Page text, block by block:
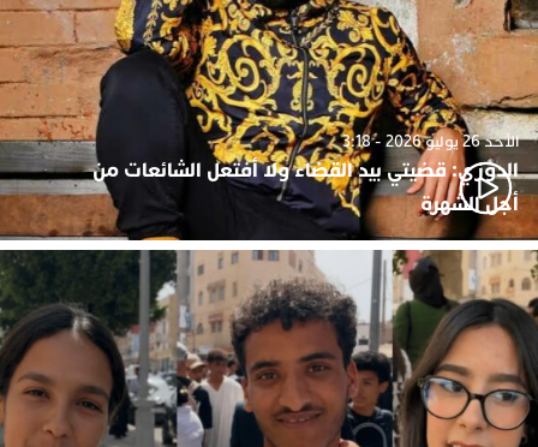
الأحد 26 يوليو 2026 - 3:18
الدوزي: قضيتي بيد القضاء ولا أفتعل الشائعات من
أجل الشهرة